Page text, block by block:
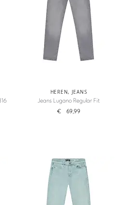
HEREN, JEANS
Jeans Lugano Regular Fit
€ 69,99